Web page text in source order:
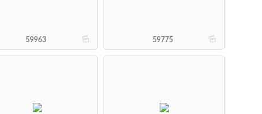
b
59963 b
59775